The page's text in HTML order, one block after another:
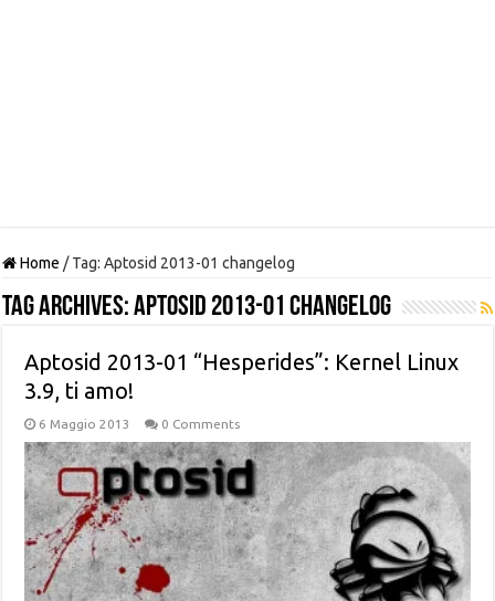
Home / Tag:Aptosid 2013-01 changelog
Tag Archives:Aptosid 2013-01 changelog
Aptosid 2013-01 “Hesperides”: Kernel Linux
3.9, ti amo!
6 Maggio 2013 0 Comments